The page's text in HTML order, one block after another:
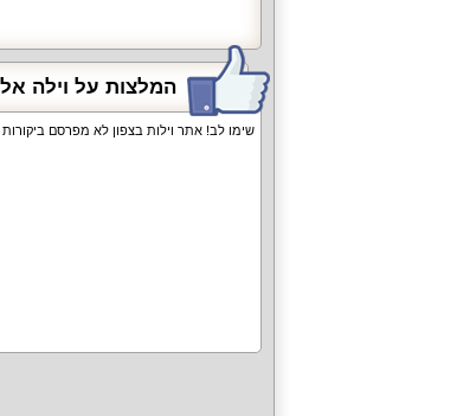
המלצות על וילה
שימו לב! אתר וילות בצפון לא מפרסם